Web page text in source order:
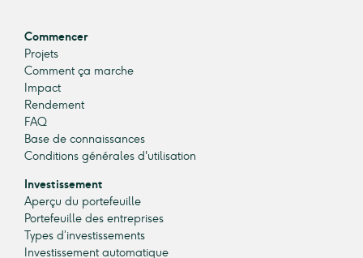
Commencer
Projets
Comment ça marche
Impact
Rendement
FAQ
Base de connaissances
Conditions générales d'utilisation
Investissement
Aperçu du portefeuille
Portefeuille des entreprises
Types d’investissements
Investissement automatique